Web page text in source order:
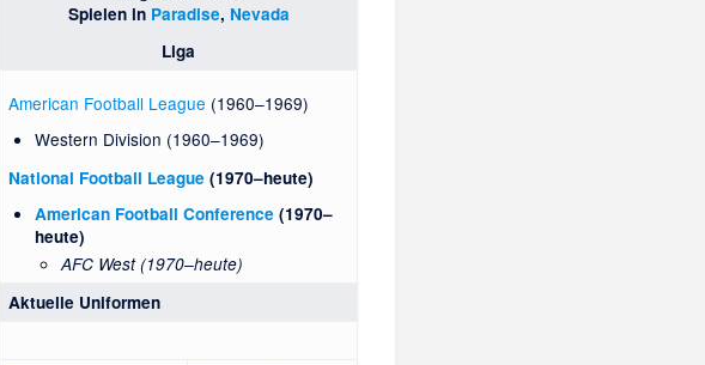
Spielen in Paradise, Nevada
Liga
American Football League (1960–1969)
Western Division (1960–1969)
National Football League (1970–heute)
American Football Conference (1970–
heute)
AFC West (1970–heute)
Aktuelle Uniformen